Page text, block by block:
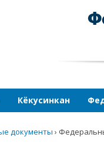
Кёкусинкан
документы ›